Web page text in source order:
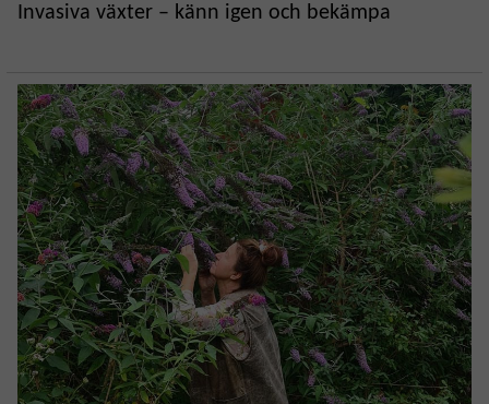
Invasiva växter – känn igen och bekämpa